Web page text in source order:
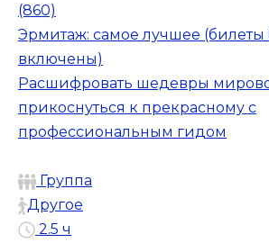
(860)
Эрмитаж: самое лучшее (билеты
включены)
Расшифровать шедевры
прикоснуться к прекрасному с
профессиональным гидом
Группа
Другое
2.5 ч